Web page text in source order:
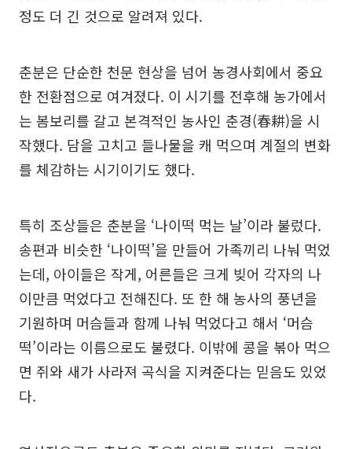
정도 더 긴 것으로 알려져 있다.
춘분은 단순한 천문 현상을 넘어 농경사회에서 중요
한 전환점으로 여겨졌다. 이 시기를 전후해 농가에서
는 봄보리를 갈고 본격적인 농사인 춘경(春耕)을 시
작했다. 담을 고치고 들나물을 캐 먹으며 계절의 변화
를 체감하는 시기이기도 했다.
특히 조상들은 춘분을 ‘나이떡 먹는 날’이라 불렀다.
송편과 비슷한 ‘나이떡’을 만들어 가족끼리 나눠 먹었
는데, 아이들은 작게, 어른들은 크게 빚어 각자의 나
이만큼 먹었다고 전해진다. 또 한 해 농사의 풍년을
기원하며 머슴들과 함께 나눠 먹었다고 해서 ‘머슴
떡’이라는 이름으로도 불렸다. 이밖에 콩을 볶아 먹으
면 쥐와 새가 사라져 곡식을 지켜준다는 믿음도 있었
다.